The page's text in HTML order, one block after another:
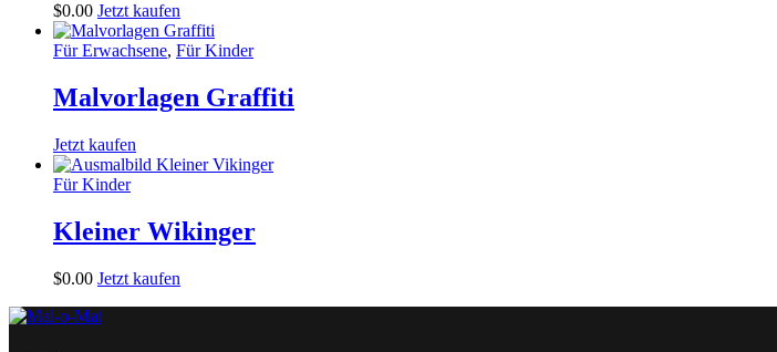
$0.00 Jetzt kaufen
Für Erwachsene, Für Kinder
Malvorlagen Graffiti
Jetzt kaufen
Für Kinder
Kleiner Wikinger
$0.00 Jetzt kaufen